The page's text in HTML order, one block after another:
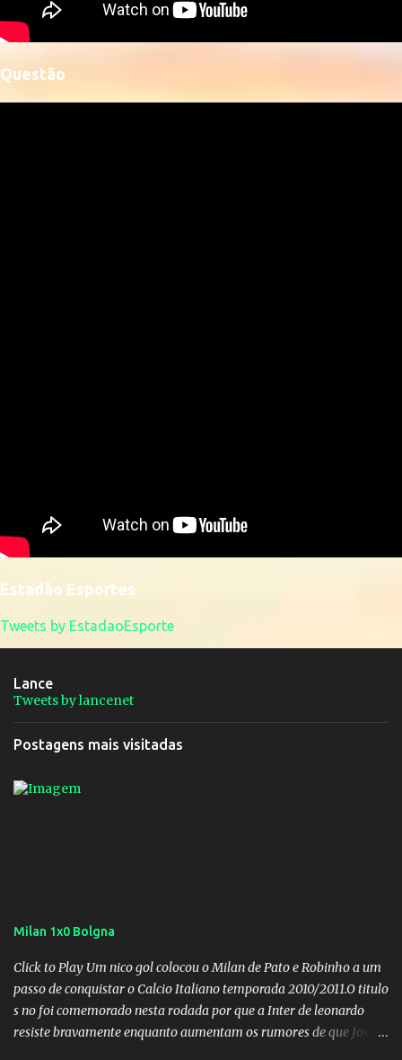
Questão
Estadão Esportes
Tweets by EstadaoEsporte
Lance
Tweets by lancenet
Postagens mais visitadas
Milan 1x0 Bolgna
Click to Play Um nico gol colocou o Milan de Pato e Robinho a um
passo de conquistar o Calcio Italiano temporada 2010/2011.O titulo
s no foi comemorado nesta rodada por que a Inter de leonardo
resiste bravamente enquanto aumentam os rumores de que Jos